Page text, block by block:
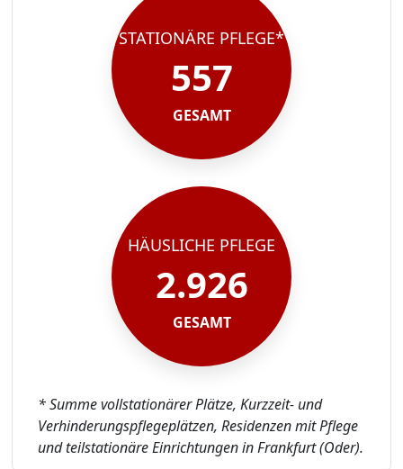
STATIONÄRE PFLEGE*
557
GESAMT
HÄUSLICHE PFLEGE
2.926
GESAMT
* Summe vollstationärer Plätze, Kurzzeit- und
Verhinderungspflegeplätzen, Residenzen mit Pflege
und teilstationäre Einrichtungen in Frankfurt (Oder).